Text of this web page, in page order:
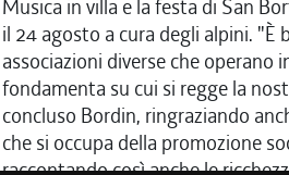
Musica in villa e la festa di San
il 24 agosto a cura degli alpini. "È
associazioni diverse che operano
fondamenta su cui si regge la
concluso Bordin, ringraziando
che si occupa della promozione